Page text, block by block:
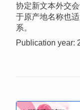
协定新文本外交
于原产地名称也
系。
Publication year: